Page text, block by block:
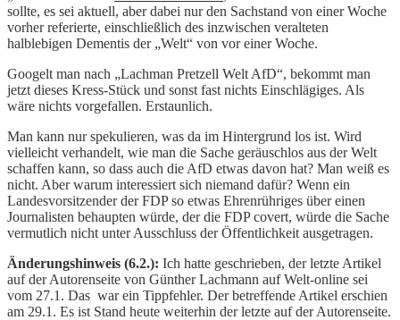
sollte, es sei aktuell, aber dabei nur den Sachstand von einer Woche
vorher referierte, einschließlich des inzwischen veralteten
halblebigen Dementis der „Welt“ von vor einer Woche.
Googelt man nach „Lachman Pretzell Welt AfD“, bekommt man
jetzt dieses Kress-Stück und sonst fast nichts Einschlägiges. Als
wäre nichts vorgefallen. Erstaunlich.
Man kann nur spekulieren, was da im Hintergrund los ist. Wird
vielleicht verhandelt, wie man die Sache geräuschlos aus der Welt
schaffen kann, so dass auch die AfD etwas davon hat? Man weiß es
nicht. Aber warum interessiert sich niemand dafür? Wenn ein
Landesvorsitzender der FDP so etwas Ehrenrühriges über einen
Journalisten behaupten würde, der die FDP covert, würde die Sache
vermutlich nicht unter Ausschluss der Öffentlichkeit ausgetragen.
Änderungshinweis (6.2.): Ich hatte geschrieben, der letzte Artikel
auf der Autorenseite von Günther Lachmann auf Welt-online sei
vom 27.1. Das war ein Tippfehler. Der betreffende Artikel erschien
am 29.1. Es ist Stand heute weiterhin der letzte auf der Autorenseite.